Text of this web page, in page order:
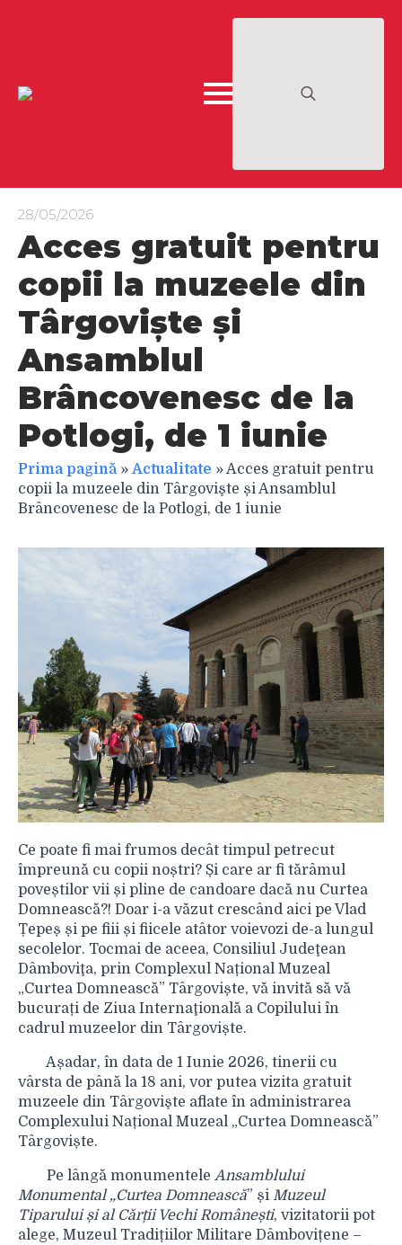
28/05/2026
Acces gratuit pentru
copii la muzeele din
Târgovişte și
Ansamblul
Brâncovenesc de la
Potlogi, de 1 iunie
Prima pagină » Actualitate »Acces gratuit pentru
copii la muzeele din Târgovişte și Ansamblul
Brâncovenesc de la Potlogi, de 1 iunie
Ce poate fi mai frumos decât timpul petrecut
împreună cu copii noștri? Și care ar fi tărâmul
poveștilor vii și pline de candoare dacă nu Curtea
Domnească?! Doar i-a văzut crescând aici pe Vlad
Țepeș și pe fiii și fiicele atâtor voievozi de-a lungul
secolelor. Tocmai de aceea, Consiliul Judeţean
Dâmboviţa, prin Complexul Național Muzeal
„Curtea Domnească” Târgoviște, vă invită să vă
bucurați de Ziua Internaţională a Copilului în
cadrul muzeelor din Târgoviște.
Așadar, în data de 1 Iunie 2026, tinerii cu
vârsta de până la 18 ani, vor putea vizita gratuit
muzeele din Târgovişte aflate în administrarea
Complexului Național Muzeal „Curtea Domnească”
Târgoviște.
Pe lângă monumentele Ansamblului
Monumental „Curtea Domnească” și Muzeul
Tiparului și al Cărții Vechi Românești, vizitatorii pot
alege, Muzeul Tradițiilor Militare Dâmbovițene –